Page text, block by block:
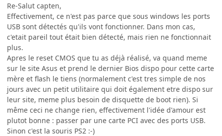
Re-Salut capten,
Effectivement, ce n'est pas parce que sous windows les ports
USB sont détectés qu'ils vont fonctionner. Dans mon cas,
c'etait pareil tout était bien détecté, mais rien ne fonctionnait
plus.
Apres le reset CMOS que tu as déjà réalisé, va quand meme
sur le site Asus et prend le dernier Bios dispo pour cette carte
mère et flash le tiens (normalement c'est tres simple de nos
jours avec un petit utilitaire qui doit également etre dispo sur
leur site, meme plus besoin de disquette de boot rien). Si
même ceci ne change rien, effectivement l'idée d'amour est
plutot bonne : passer par une carte PCI avec des ports USB.
Sinon c'est la souris PS2 :-)